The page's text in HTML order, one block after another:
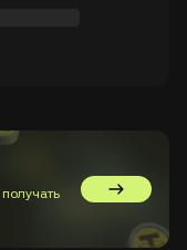
получать
Перейти